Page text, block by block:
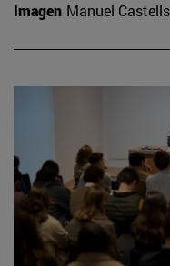
Imagen Manuel Castells